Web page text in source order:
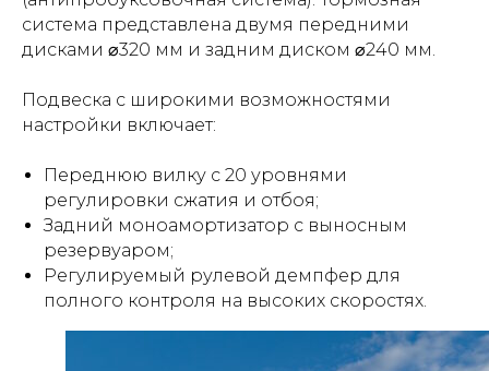
система представлена двумя передними
дисками ⌀320 мм и задним диском ⌀240 мм.
Подвеска с широкими возможностями
настройки включает:
Переднюю вилку с 20 уровнями
регулировки сжатия и отбоя;
Задний моноамортизатор с выносным
резервуаром;
Регулируемый рулевой демпфер для
полного контроля на высоких скоростях.